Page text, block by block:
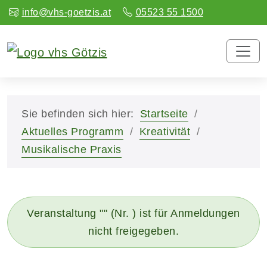
info@vhs-goetzis.at 05523 55 1500
Sie befinden sich hier:
Startseite
Aktuelles Programm
Kreativität
Musikalische Praxis
Veranstaltung "" (Nr. ) ist für Anmeldungen
nicht freigegeben.